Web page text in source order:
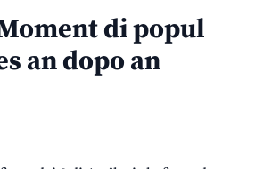
di popul
an dopo an